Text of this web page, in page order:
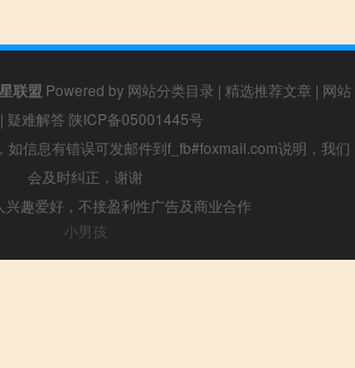
联盟 Powered by 网站分类目录 | 精选推荐文章 | 网站
| 疑难解答 陕ICP备05001445号
如信息有错误可发邮件到f_fb#foxmail.com说明，我们
会及时纠正，谢谢
兴趣爱好，不接盈利性广告及商业合作
小男孩